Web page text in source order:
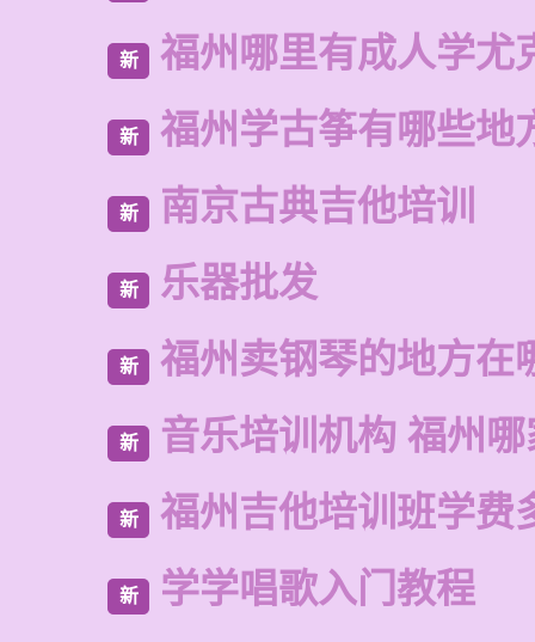
新 福州哪里有成人学尤
新 福州学古筝有哪些地
新 南京古典吉他培训
新 乐器批发
新 福州卖钢琴的地方在
新 音乐培训机构 福州
新 福州吉他培训班学费
新 学学唱歌入门教程